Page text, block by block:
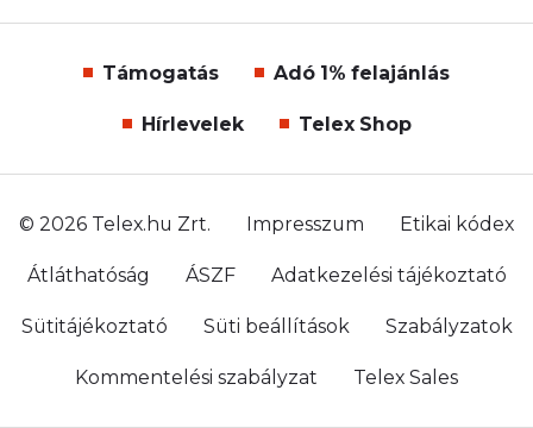
Támogatás Adó 1% felajánlás
Hírlevelek Telex Shop
© 2026 Telex.hu Zrt. Impresszum Etikai kódex
Átláthatóság ÁSZF Adatkezelési tájékoztató
Sütitájékoztató Süti beállítások Szabályzatok
Kommentelési szabályzat Telex Sales